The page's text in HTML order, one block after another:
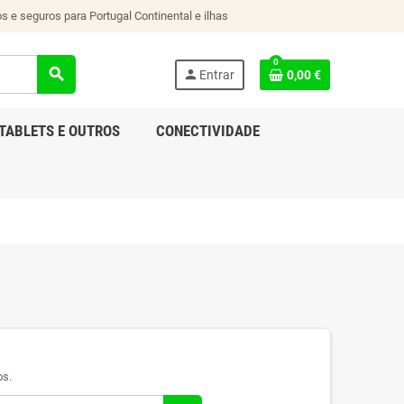
e seguros para Portugal Continental e ilhas
search person Entrar
0
0,00 €
E OUTROS CONECTIVIDADE